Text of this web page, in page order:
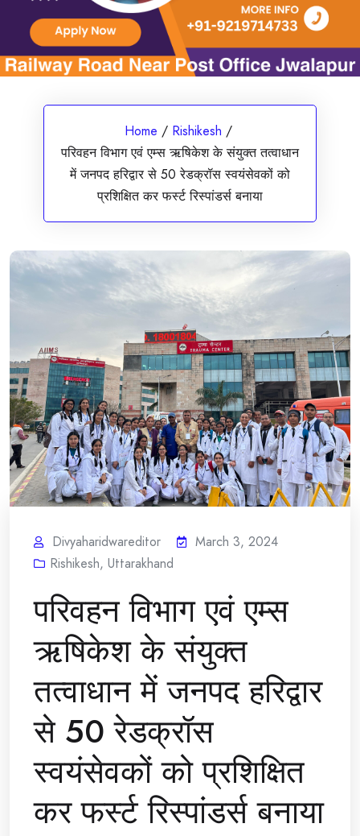
Home / Rishikesh /
परिवहन विभाग एवं एम्स ऋषिकेश के संयुक्त तत्वाधान
में जनपद हरिद्वार से 50 रेडक्रॉस स्वयंसेवकों को
प्रशिक्षित कर फर्स्ट रिस्पांडर्स बनाया
Divyaharidwareditor
March 3, 2024
Rishikesh, Uttarakhand
परिवहन विभाग एवं एम्स
ऋषिकेश के संयुक्त
तत्वाधान में जनपद हरिद्वार
से 50 रेडक्रॉस
स्वयंसेवकों को प्रशिक्षित
कर फर्स्ट रिस्पांडर्स बनाया